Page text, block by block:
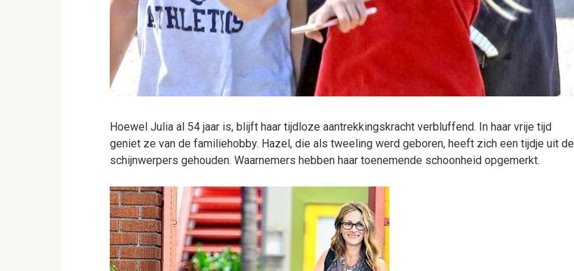
Hoewel Julia al 54 jaar is, blijft haar tijdloze aantrekkingskracht verbluffend. In haar vrije tijd
geniet ze van de familiehobby. Hazel, die als tweeling werd geboren, heeft zich een tijdje uit de
schijnwerpers gehouden. Waarnemers hebben haar toenemende schoonheid opgemerkt.